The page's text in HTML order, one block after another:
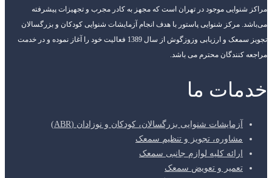
مراکز شنوایی موجود در تهران است که مجهز به کادر مجرب و تجهیزات پیشرفته
می‌باشد. مرکز شنوایی پاستور با هدف انجام آزمایشات شنوایی کودکان و بزرگسالان
تجویز سمعک و ارزیابی وزوزگوش از سال 1389 فعالیت خود را آغاز نموده و در خدمت
مراجعه کنندگان محترم می باشد.
خدمات ما
آزمایشات شنوایی بزرگسالان، کودکان و نوزادان (ABR)
مشاوره، تجویز و تنظیم سمعک
ارائه کلیه لوازم جانبی سمعک
تعمیر و تعویض سمعک